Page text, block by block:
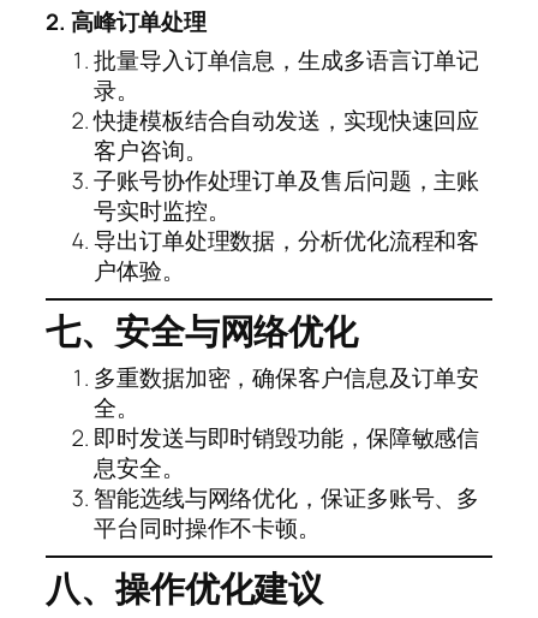
2. 高峰订单处理
批量导入订单信息，生成多语言订单记
录。
快捷模板结合自动发送，实现快速回应
客户咨询。
子账号协作处理订单及售后问题，主账
号实时监控。
导出订单处理数据，分析优化流程和客
户体验。
七、安全与网络优化
多重数据加密，确保客户信息及订单安
全。
即时发送与即时销毁功能，保障敏感信
息安全。
智能选线与网络优化，保证多账号、多
平台同时操作不卡顿。
八、操作优化建议